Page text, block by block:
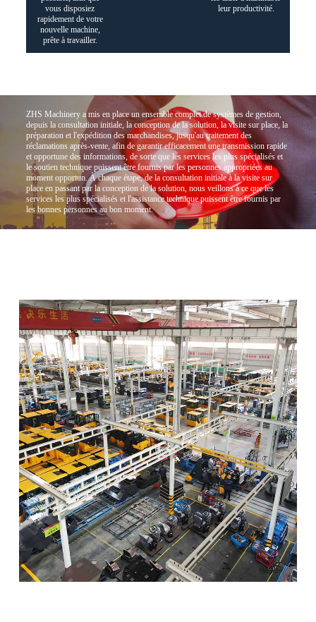
vous disposiez
rapidement de votre
nouvelle machine,
prête à travailler.
leur productivité.
ZHS Machinery a mis en place un ensemble complet de systèmes de gestion,
depuis la consultation initiale, la conception de la solution, la visite sur place, la
préparation et l'expédition des marchandises, jusqu'au traitement des
réclamations après-vente, afin de garantir efficacement une transmission rapide
et opportune des informations, de sorte que les services les plus spécialisés et
le soutien technique puissent être fournis par les personnes appropriées au
moment opportun. À chaque étape, de la consultation initiale à la visite sur
place en passant par la conception de la solution, nous veillons à ce que les
services les plus spécialisés et l'assistance technique puissent être fournis par
les bonnes personnes au bon moment.